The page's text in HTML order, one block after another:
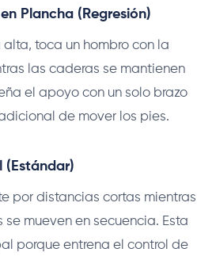
Plancha (Regresión)
toca un hombro con la
las caderas se mantienen
el apoyo con un solo brazo
de mover los pies.
(Estándar)
por distancias cortas mientras
se mueven en secuencia. Esta
porque entrena el control de